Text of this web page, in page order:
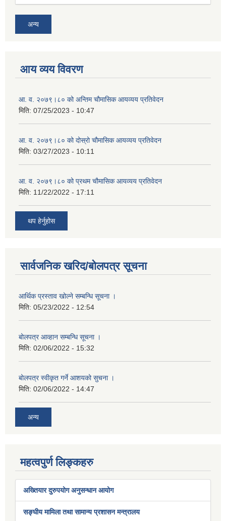
अन्य
आय व्यय विवरण
आ. व. २०७९।८० को अन्तिम चौमासिक आयव्यय प्रतिवेदन
मिति: 07/25/2023 - 10:47
आ. व. २०७९।८० को दोस्रो चौमासिक आयव्यय प्रतिवेदन
मिति: 03/27/2023 - 10:11
आ. व. २०७९।८० को प्रथम चौमासिक आयव्यय प्रतिवेदन
मिति: 11/22/2022 - 17:11
थप हेर्नुहोस
सार्वजनिक खरिद/बोलपत्र सूचना
आर्थिक प्रस्ताव खोल्ने सम्बन्धि सूचना ।
मिति: 05/23/2022 - 12:54
बोलपत्र आव्हान सम्बन्धि सूचना ।
मिति: 02/06/2022 - 15:32
बोलपत्र स्वीकृत गर्ने आशयको सुचना ।
मिति: 02/06/2022 - 14:47
अन्य
महत्वपुर्ण लिङ्कहरु
अख्तियार दुरुपयोग अनुसन्धान आयोग
सङ्घीय मामिला तथा सामान्य प्रशासन मन्त्रालय